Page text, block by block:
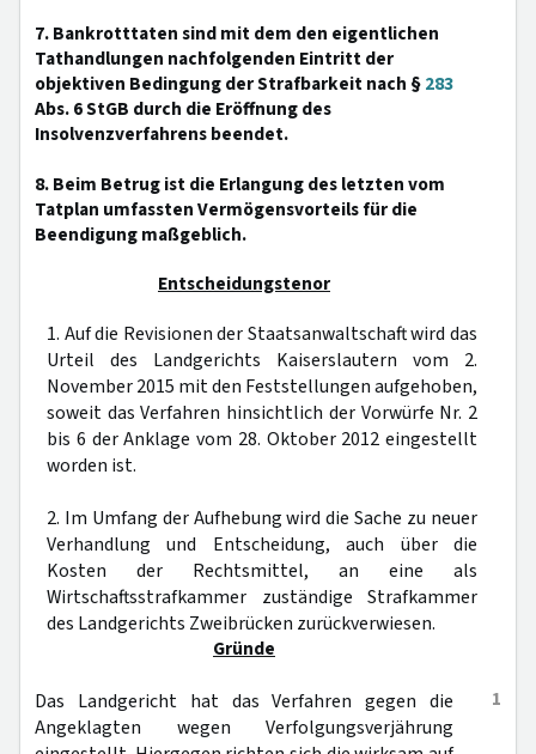
7. Bankrotttaten sind mit dem den eigentlichen
Tathandlungen nachfolgenden Eintritt der
objektiven Bedingung der Strafbarkeit nach §283
Abs. 6 StGB durch die Eröffnung des
Insolvenzverfahrens beendet.
8. Beim Betrug ist die Erlangung des letzten vom
Tatplan umfassten Vermögensvorteils für die
Beendigung maßgeblich.
Entscheidungstenor
1. Auf die Revisionen der Staatsanwaltschaft wird das
Urteil des Landgerichts Kaiserslautern vom 2.
November 2015 mit den Feststellungen aufgehoben,
soweit das Verfahren hinsichtlich der Vorwürfe Nr. 2
bis 6 der Anklage vom 28. Oktober 2012 eingestellt
worden ist.
2. Im Umfang der Aufhebung wird die Sache zu neuer
Verhandlung und Entscheidung, auch über die
Kosten der Rechtsmittel, an eine als
Wirtschaftsstrafkammer zuständige Strafkammer
des Landgerichts Zweibrücken zurückverwiesen.
Gründe
1
Das Landgericht hat das Verfahren gegen die
Angeklagten wegen Verfolgungsverjährung